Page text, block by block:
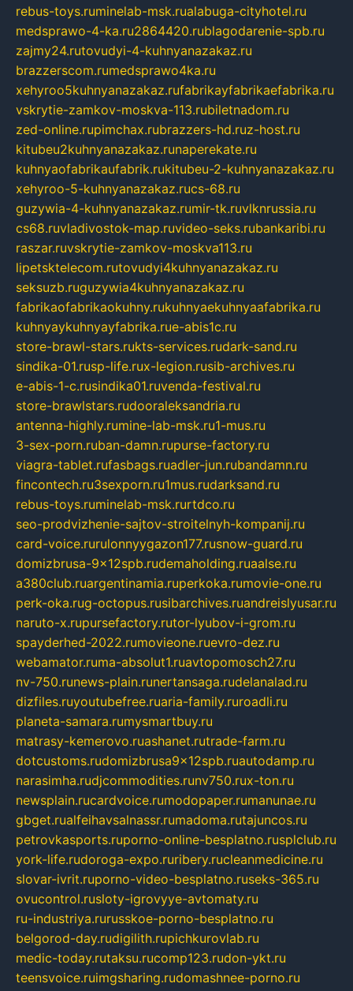
rebus-toys.ruminelab-msk.rualabuga-cityhotel.ru
medsprawo-4-ka.ru2864420.rublagodarenie-spb.ru
zajmy24.rutovudyi-4-kuhnyanazakaz.ru
brazzerscom.rumedsprawo4ka.ru
xehyroo5kuhnyanazakaz.rufabrikayfabrikaefabrika.ru
vskrytie-zamkov-moskva-113.rubiletnadom.ru
zed-online.rupimchax.rubrazzers-hd.ruz-host.ru
kitubeu2kuhnyanazakaz.runaperekate.ru
kuhnyaofabrikaufabrik.rukitubeu-2-kuhnyanazakaz.ru
xehyroo-5-kuhnyanazakaz.rucs-68.ru
guzywia-4-kuhnyanazakaz.rumir-tk.ruvlknrussia.ru
cs68.ruvladivostok-map.ruvideo-seks.rubankaribi.ru
raszar.ruvskrytie-zamkov-moskva113.ru
lipetsktelecom.rutovudyi4kuhnyanazakaz.ru
seksuzb.ruguzywia4kuhnyanazakaz.ru
fabrikaofabrikaokuhny.rukuhnyaekuhnyaafabrika.ru
kuhnyaykuhnyayfabrika.rue-abis1c.ru
store-brawl-stars.rukts-services.rudark-sand.ru
sindika-01.rusp-life.rux-legion.rusib-archives.ru
e-abis-1-c.rusindika01.ruvenda-festival.ru
store-brawlstars.rudooraleksandria.ru
antenna-highly.rumine-lab-msk.ru1-mus.ru
3-sex-porn.ruban-damn.rupurse-factory.ru
viagra-tablet.rufasbags.ruadler-jun.rubandamn.ru
fincontech.ru3sexporn.ru1mus.rudarksand.ru
rebus-toys.ruminelab-msk.rurtdco.ru
seo-prodvizhenie-sajtov-stroitelnyh-kompanij.ru
card-voice.rurulonnyygazon177.rusnow-guard.ru
domizbrusa-9x12spb.rudemaholding.ruaalse.ru
a380club.ruargentinamia.ruperkoka.rumovie-one.ru
perk-oka.rug-octopus.rusibarchives.ruandreislyusar.ru
naruto-x.rupursefactory.rutor-lyubov-i-grom.ru
spayderhed-2022.rumovieone.ruevro-dez.ru
webamator.ruma-absolut1.ruavtopomosch27.ru
nv-750.runews-plain.runertansaga.rudelanalad.ru
dizfiles.ruyoutubefree.ruaria-family.ruroadli.ru
planeta-samara.rumysmartbuy.ru
matrasy-kemerovo.ruashanet.rutrade-farm.ru
dotcustoms.rudomizbrusa9x12spb.ruautodamp.ru
narasimha.rudjcommodities.runv750.rux-ton.ru
newsplain.rucardvoice.rumodopaper.rumanunae.ru
gbget.rualfeihavsalnassr.rumadoma.rutajuncos.ru
petrovkasports.ruporno-online-besplatno.rusplclub.ru
york-life.rudoroga-expo.ruribery.rucleanmedicine.ru
slovar-ivrit.ruporno-video-besplatno.ruseks-365.ru
ovucontrol.rusloty-igrovyye-avtomaty.ru
ru-industriya.rurusskoe-porno-besplatno.ru
belgorod-day.rudigilith.rupichkurovlab.ru
medic-today.rutaksu.rucomp123.rudon-ykt.ru
teensvoice.ruimgsharing.rudomashnee-porno.ru